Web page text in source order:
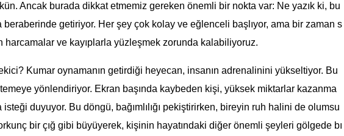
Ancak burada dikkat etmemiz gereken önemli bir nokta var: Ne yazık ki, bu
beraberinde getiriyor. Her şey çok kolay ve eğlenceli başlıyor, ama bir zaman s
harcamalar ve kayıplarla yüzleşmek zorunda kalabiliyoruz.
Kumar oynamanın getirdiği heyecan, insanın adrenalinini yükseltiyor. Bu
yönlendiriyor. Ekran başında kaybeden kişi, yüksek miktarlar kazanma
duyuyor. Bu döngü, bağımlılığı pekiştirirken, bireyin ruh halini de olumsu
bir çığ gibi büyüyerek, kişinin hayatındaki diğer önemli şeyleri gölgede bı